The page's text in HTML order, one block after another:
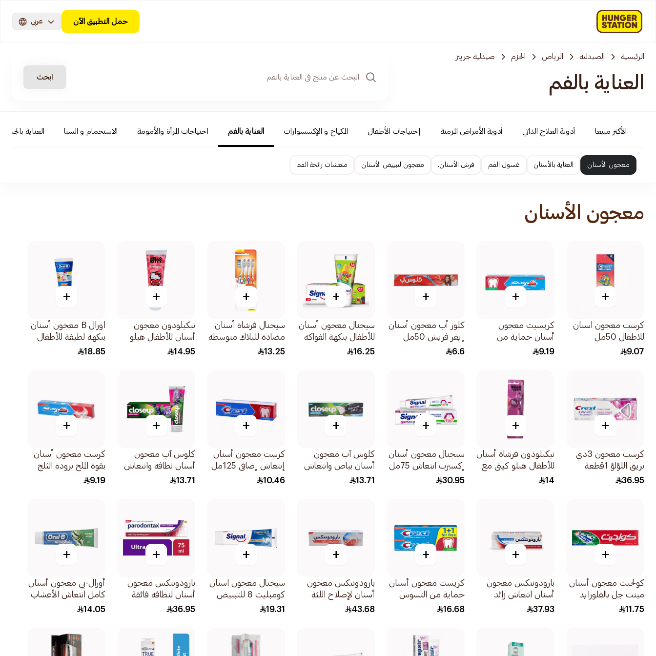
حمل التطبيق الآن عربي
الرئيسية الصيدلية الرياض الحزم صيدلية جرينز
العناية بالفم ابحث
الأكثر مبيعا أدوية العلاج الذاتي أدوية الأمراض المزمنة إحتياجات الأطفال المكياج و الإكسسوارات العناية بالفم احتياجات المرأة والأمومة الاستحمام و السبا العناية بالجسم
معجون الأسنان العناية بالأسنان غسول الفم فرش الأسنان. معجون لتبييض الأسنان منعشات رائحة الفم
معجون الأسنان
+
كرست معجون اسنان
للاطفال 50مل
9.07
+
كريسيت معجون
أسنان حماية من
التسوس بالنعناع
9.19
+
كلوز أب معجون أسنان
إيفر فريش 50مل
6.6
+
سيجنال معجون أسنان
للأطفال بنكهة الفواكه
50مل
16.25
+
سيجنال فرشاة أسنان
مضادة للبلاك متوسطة
4قطعة
13.25
+
نيكيلودون معجون
أسنان للأطفال هيلو
كيتي بالفراولة 75مل
14.95
+
اورال B معجون أسنان
بنكهة لطيفة للأطفال
0-2 سنة 75مل
18.85
+
كرست معجون 3دي
بريق اللؤلؤ 1قطعة
36.95
+
نيكيلودون فرشاة أسنان
للأطفال هيلو كيتي مع
غطاء
14
+
سيجنال معجون أسنان
إكسبرت انتعاش 75مل
30.95
+
كلوس آب معجون
أسنان بياض وانتعاش
بالفحم وجوز الهند
13.71
+
كرست معجون أسنان
إنتعاش إضافى 125مل
10.46
+
كلوس آب معجون
أسنان نظافة وانتعاش
بيري بلاست 75مل
13.71
+
كرست معجون أسنان
بقوة الملح برودة الثلج
125مل
9.19
+
كولجيت معجون أسنان
مينت جل بالفلورايد
125مل
11.75
+
بارودونتكس معجون
أسنان انتعاش زائد
لنزيف اللثة 75مل
37.93
+
كريست معجون أسنان
حماية من التسوس
بالنعناع المنعش
16.68
+
بارودونتكس معجون
أسنان لإصلاح اللثة
النشط بالنعناع 75مل
43.68
+
سيجنال معجون اسنان
كومبليت 8 للتبييض
75مل
19.31
+
بارودونتكس معجون
أسنان لنظافة فائقة
75مل
36.95
+
أورال-بي معجون أسنان
كامل انتعاش الأعشاب
100مل
14.05